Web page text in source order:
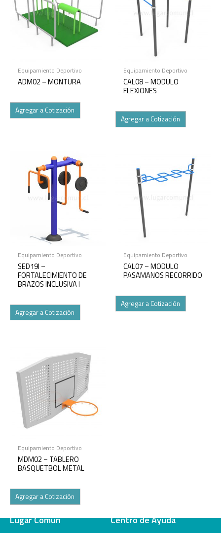
Equipamiento Deportivo
ADM02 – MONTURA
Agregar a Cotización
Equipamiento Deportivo
CAL08 – MODULO
FLEXIONES
Agregar a Cotización
Equipamiento Deportivo
SED19I –
FORTALECIMIENTO DE
BRAZOS INCLUSIVA I
Agregar a Cotización
Equipamiento Deportivo
CAL07 – MODULO
PASAMANOS RECORRIDO
Agregar a Cotización
Equipamiento Deportivo
MDM02 – TABLERO
BASQUETBOL METAL
Agregar a Cotización
Lugar Común Centro de Ayuda